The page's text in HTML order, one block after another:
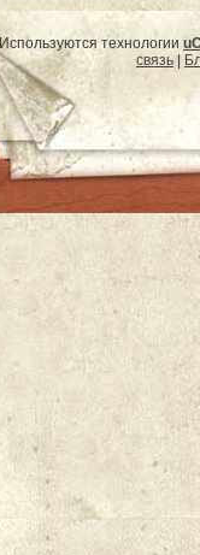
Используются технологии
связь